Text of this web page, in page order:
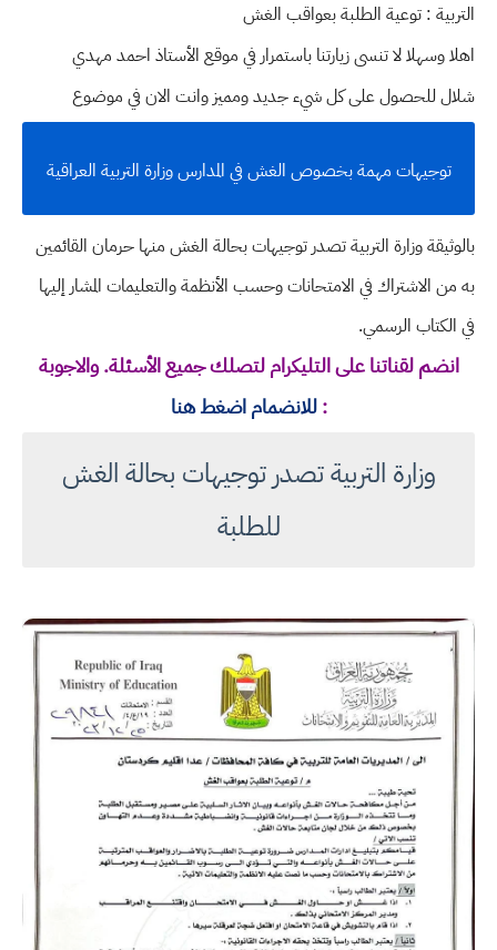
التربية : توعية الطلبة بعواقب الغش
اهلا وسهلالا تنسى زيارتنا باستمرار في موقع الأستاذ احمد مهدي
شلال للحصول على كل شيء جديد ومميز وانت الان في موضوع
توجيهات مهمة بخصوص الغش في المدارس وزارة التربية العراقية
بالوثيقة وزارة التربية تصدر توجيهات بحالة الغش منها حرمان القائمين
به من الاشتراك في الامتحانات وحسب الأنظمة والتعليمات المشار إليها
في الكتاب الرسمي.
انضم لقناتنا على التليكرام لتصلك جميع الأسئلة. والاجوبة
: للانضمام اضغط هنا
وزارة التربية تصدر توجيهات بحالة الغش
للطلبة